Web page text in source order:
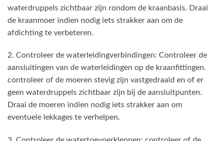
waterdruppels zichtbaar zijn rondom de kraanbasis. Draai
de kraanmoer indien nodig iets strakker aan om de
afdichting te verbeteren.
2. Controleer de waterleidingverbindingen: Controleer de
aansluitingen van de waterleidingen op de kraanfittingen.
controleer of de moeren stevig zijn vastgedraaid en of er
geen waterdruppels zichtbaar zijn bij de aansluitpunten.
Draai de moeren indien nodig iets strakker aan om
eventuele lekkages te verhelpen.